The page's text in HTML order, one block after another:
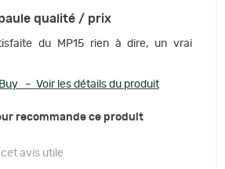
qualité / prix
du MP15 rien à dire, un vrai
– Voir les détails du produit
recommande ce produit
avis utile